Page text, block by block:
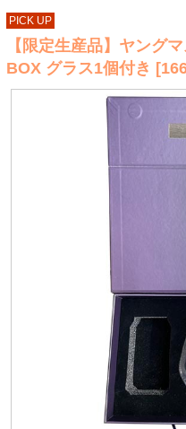
PICK UP
【限定生産品】ヤング
BOX グラス1個付き